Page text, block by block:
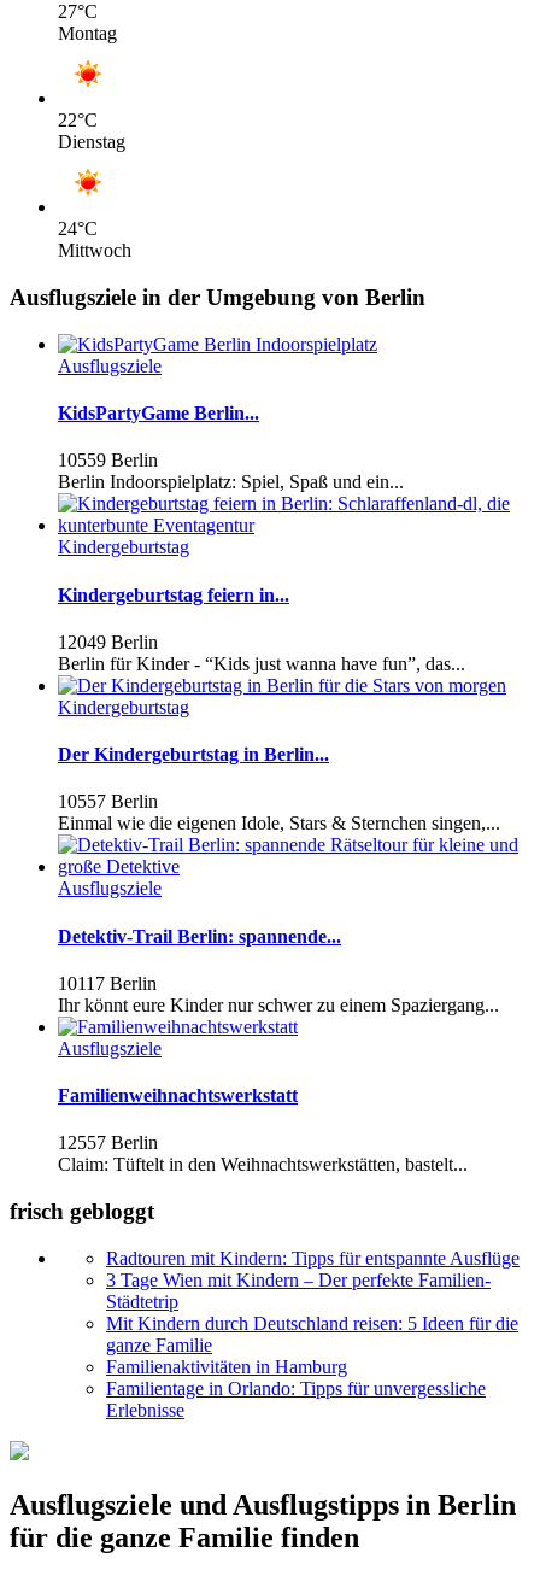
27°C
Montag
22°C
Dienstag
24°C
Mittwoch
Ausflugsziele in der Umgebung von Berlin
Ausflugsziele
KidsPartyGame Berlin...
10559 Berlin
Berlin Indoorspielplatz: Spiel, Spaß und ein...
Kindergeburtstag
Kindergeburtstag feiern in...
12049 Berlin
Berlin für Kinder - “Kids just wanna have fun”, das...
Kindergeburtstag
Der Kindergeburtstag in Berlin...
10557 Berlin
Einmal wie die eigenen Idole, Stars & Sternchen singen,...
Ausflugsziele
Detektiv-Trail Berlin: spannende...
10117 Berlin
Ihr könnt eure Kinder nur schwer zu einem Spaziergang...
Ausflugsziele
Familienweihnachtswerkstatt
12557 Berlin
Claim: Tüftelt in den Weihnachtswerkstätten, bastelt...
frisch gebloggt
Radtouren mit Kindern: Tipps für entspannte Ausflüge
3 Tage Wien mit Kindern – Der perfekte Familien-
Städtetrip
Mit Kindern durch Deutschland reisen: 5 Ideen für die
ganze Familie
Familienaktivitäten in Hamburg
Familientage in Orlando: Tipps für unvergessliche
Erlebnisse
Ausflugsziele und Ausflugstipps in Berlin
für die ganze Familie finden